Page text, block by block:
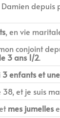
Damien
, en vie
conjoint
3 ans 1/2.
3 enfants et
38, et je suis
mes jumelles